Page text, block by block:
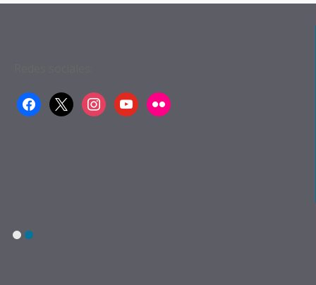
facebook
x instagramyoutubeflickr
1 2